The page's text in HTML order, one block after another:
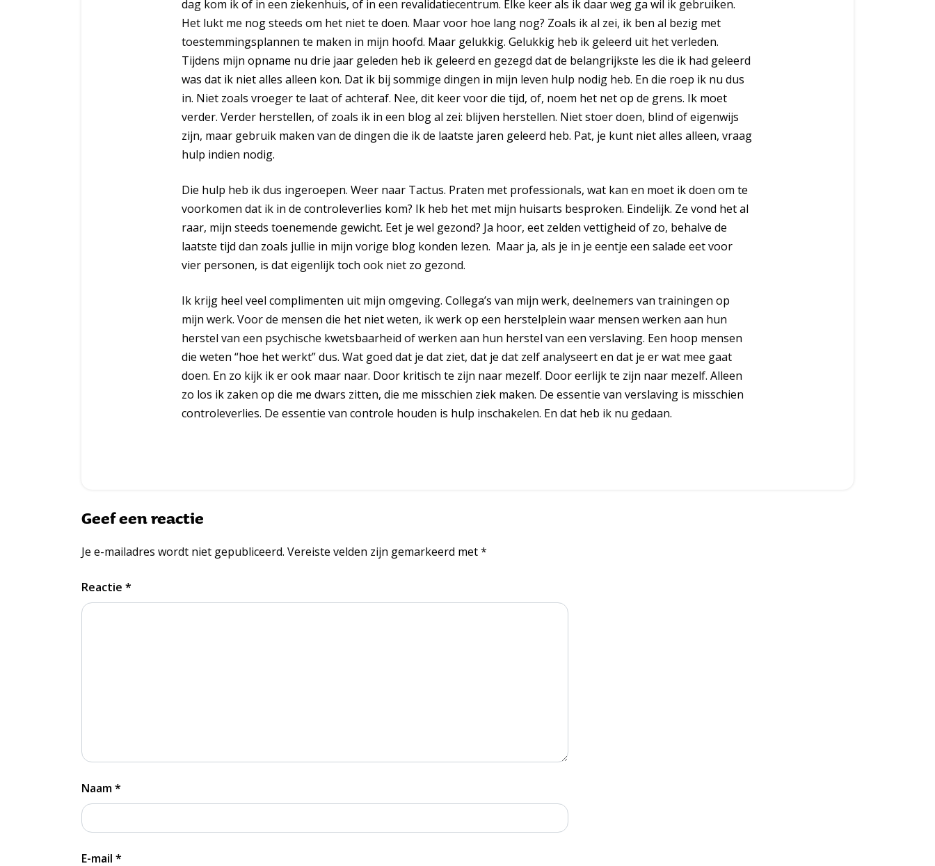
dag kom ik of in een ziekenhuis, of in een revalidatiecentrum. Elke keer als ik daar weg ga wil ik gebruiken.
Het lukt me nog steeds om het niet te doen. Maar voor hoe lang nog? Zoals ik al zei, ik ben al bezig met
toestemmingsplannen te maken in mijn hoofd. Maar gelukkig. Gelukkig heb ik geleerd uit het verleden.
Tijdens mijn opname nu drie jaar geleden heb ik geleerd en gezegd dat de belangrijkste les die ik had geleerd
was dat ik niet alles alleen kon. Dat ik bij sommige dingen in mijn leven hulp nodig heb. En die roep ik nu dus
in. Niet zoals vroeger te laat of achteraf. Nee, dit keer voor die tijd, of, noem het net op de grens. Ik moet
verder. Verder herstellen, of zoals ik in een blog al zei: blijven herstellen. Niet stoer doen, blind of eigenwijs
zijn, maar gebruik maken van de dingen die ik de laatste jaren geleerd heb. Pat, je kunt niet alles alleen, vraag
hulp indien nodig.
Die hulp heb ik dus ingeroepen. Weer naar Tactus. Praten met professionals, wat kan en moet ik doen om te
voorkomen dat ik in de controleverlies kom? Ik heb het met mijn huisarts besproken. Eindelijk. Ze vond het al
raar, mijn steeds toenemende gewicht. Eet je wel gezond? Ja hoor, eet zelden vettigheid of zo, behalve de
laatste tijd dan zoals jullie in mijn vorige blog konden lezen. Maar ja, als je in je eentje een salade eet voor
vier personen, is dat eigenlijk toch ook niet zo gezond.
Ik krijg heel veel complimenten uit mijn omgeving. Collega’s van mijn werk, deelnemers van trainingen op
mijn werk. Voor de mensen die het niet weten, ik werk op een herstelplein waar mensen werken aan hun
herstel van een psychische kwetsbaarheid of werken aan hun herstel van een verslaving. Een hoop mensen
die weten “hoe het werkt” dus. Wat goed dat je dat ziet, dat je dat zelf analyseert en dat je er wat mee gaat
doen. En zo kijk ik er ook maar naar. Door kritisch te zijn naar mezelf. Door eerlijk te zijn naar mezelf. Alleen
zo los ik zaken op die me dwars zitten, die me misschien ziek maken. De essentie van verslaving is misschien
controleverlies. De essentie van controle houden is hulp inschakelen. En dat heb ik nu gedaan.
Geef een reactie
Je e-mailadres wordt niet gepubliceerd. Vereiste velden zijn gemarkeerd met*
Reactie *
Naam*
E-mail *